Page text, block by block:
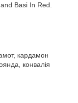
Basi In Red.
кардамон
конвалія